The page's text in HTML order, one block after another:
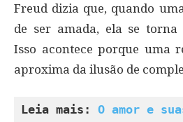
Freud dizia que, quando
de ser amada, ela se
Isso acontece porque uma
aproxima da ilusão de
Leia mais: O amor e